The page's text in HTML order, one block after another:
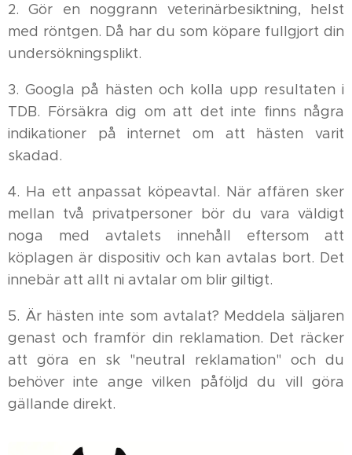
2. Gör en noggrann veterinärbesiktning, helst
med röntgen. Då har du som köpare fullgjort din
undersökningsplikt.
3. Googla på hästen och kolla upp resultaten i
TDB. Försäkra dig om att det inte finns några
indikationer på internet om att hästen varit
skadad.
4. Ha ett anpassat köpeavtal. När affären sker
mellan två privatpersoner bör du vara väldigt
noga med avtalets innehåll eftersom att
köplagen är dispositiv och kan avtalas bort. Det
innebär att allt ni avtalar om blir giltigt.
5. Är hästen inte som avtalat? Meddela säljaren
genast och framför din reklamation. Det räcker
att göra en sk "neutral reklamation" och du
behöver inte ange vilken påföljd du vill göra
gällande direkt.